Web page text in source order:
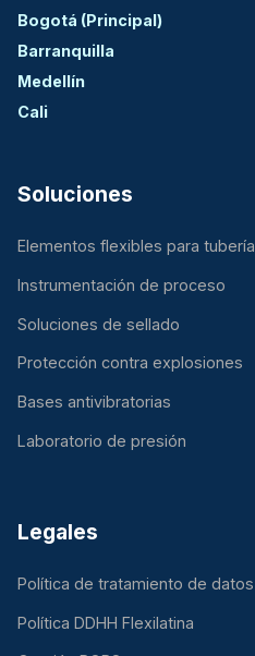
Bogotá (Principal)
Barranquilla
Medellín
Cali
Soluciones
Elementos flexibles para tubería
Instrumentación de proceso
Soluciones de sellado
Protección contra explosiones
Bases antivibratorias
Laboratorio de presión
Legales
Política de tratamiento de datos
Política DDHH Flexilatina